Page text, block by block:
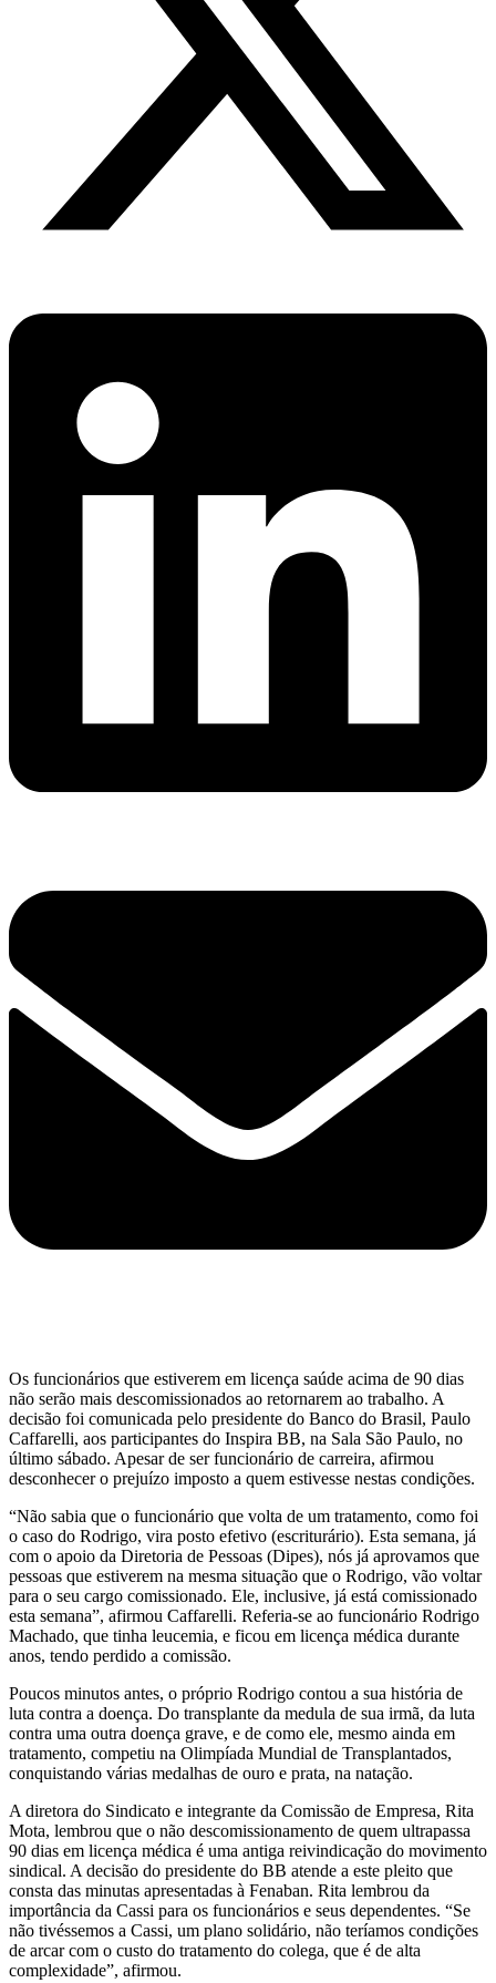
Os funcionários que estiverem em licença saúde acima de 90 dias
não serão mais descomissionados ao retornarem ao trabalho. A
decisão foi comunicada pelo presidente do Banco do Brasil, Paulo
Caffarelli, aos participantes do Inspira BB, na Sala São Paulo, no
último sábado. Apesar de ser funcionário de carreira, afirmou
desconhecer o prejuízo imposto a quem estivesse nestas condições.
“Não sabia que o funcionário que volta de um tratamento, como foi
o caso do Rodrigo, vira posto efetivo (escriturário). Esta semana, já
com o apoio da Diretoria de Pessoas (Dipes), nós já aprovamos que
pessoas que estiverem na mesma situação que o Rodrigo, vão voltar
para o seu cargo comissionado. Ele, inclusive, já está comissionado
esta semana”, afirmou Caffarelli. Referia-se ao funcionário Rodrigo
Machado, que tinha leucemia, e ficou em licença médica durante
anos, tendo perdido a comissão.
Poucos minutos antes, o próprio Rodrigo contou a sua história de
luta contra a doença. Do transplante da medula de sua irmã, da luta
contra uma outra doença grave, e de como ele, mesmo ainda em
tratamento, competiu na Olimpíada Mundial de Transplantados,
conquistando várias medalhas de ouro e prata, na natação.
A diretora do Sindicato e integrante da Comissão de Empresa, Rita
Mota, lembrou que o não descomissionamento de quem ultrapassa
90 dias em licença médica é uma antiga reivindicação do movimento
sindical. A decisão do presidente do BB atende a este pleito que
consta das minutas apresentadas à Fenaban. Rita lembrou da
importância da Cassi para os funcionários e seus dependentes. “Se
não tivéssemos a Cassi, um plano solidário, não teríamos condições
de arcar com o custo do tratamento do colega, que é de alta
complexidade”, afirmou.